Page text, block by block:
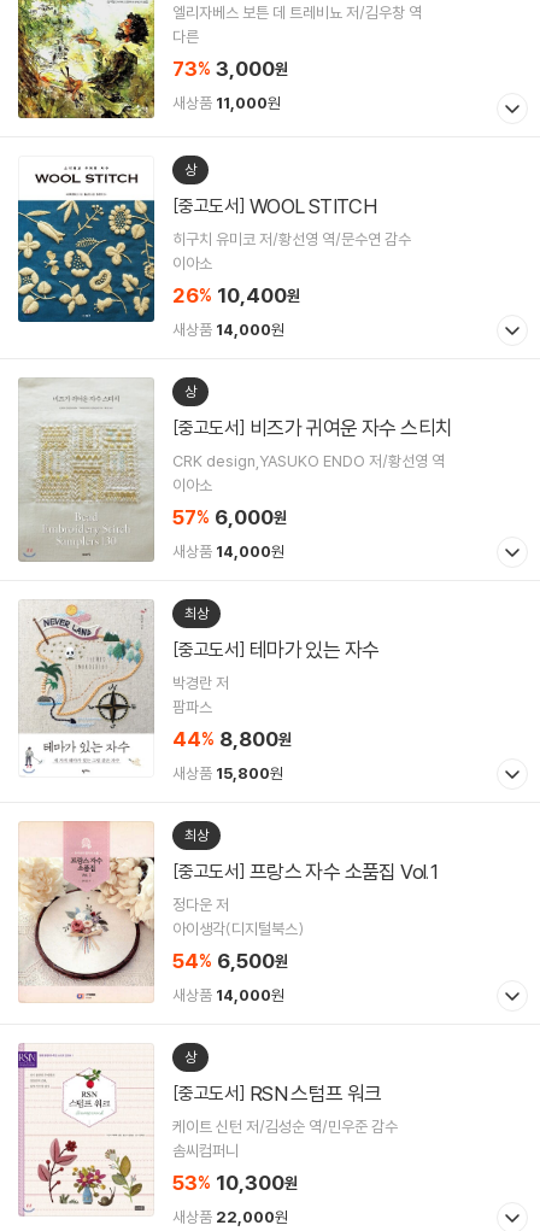
엘리자베스 보튼 데 트레비뇨 저/김우창 역
다른
73% 3,000원
새상품 11,000원
상
[중고도서] WOOL STITCH
히구치 유미코 저/황선영 역/문수연 감수
이아소
26% 10,400원
새상품 14,000원
상
[중고도서] 비즈가 귀여운 자수 스티치
CRK design,YASUKO ENDO 저/황선영 역
이아소
57% 6,000원
새상품 14,000원
최상
[중고도서] 테마가 있는 자수
박경란 저
팜파스
44% 8,800원
새상품 15,800원
최상
[중고도서] 프랑스 자수 소품집 Vol.1
정다운 저
아이생각(디지털북스)
54% 6,500원
새상품 14,000원
상
[중고도서] RSN 스텀프 워크
케이트 신턴 저/김성순 역/민우준 감수
솜씨컴퍼니
53% 10,300원
새상품 22,000원